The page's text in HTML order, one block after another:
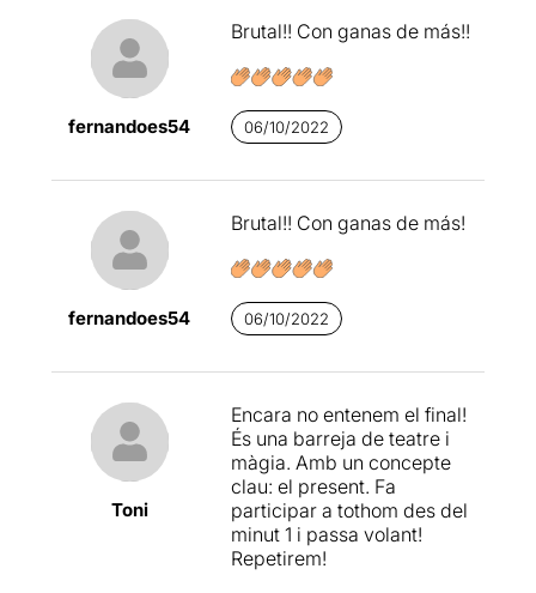
fernandoes54
Brutal!! Con ganas de más!!
06/10/2022
fernandoes54
Brutal!! Con ganas de más!
06/10/2022
Toni
Encara no entenem el final!
És una barreja de teatre i
màgia. Amb un concepte
clau: el present. Fa
participar a tothom des del
minut 1 i passa volant!
Repetirem!